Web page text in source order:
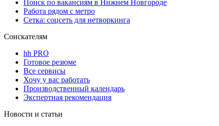
Поиск по вакансиям в Нижнем Новгороде
Работа рядом с метро
Сетка: соцсеть для нетворкинга
Соискателям
hh PRO
Готовое резюме
Все сервисы
Хочу у вас работать
Производственный календарь
Экспертная рекомендация
Новости и статьи